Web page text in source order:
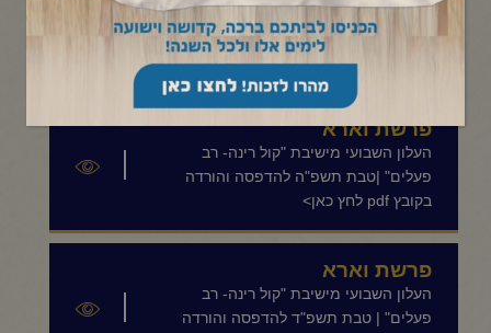
העלון השבועי מישיבת "קול רינה- רב
פעלים" |טבת תשפ"ו להדפסה והורדה
פרשת וארא
העלון השבועי מישיבת "קול רינה- רב
פעלים" |טבת תשפ"ה להדפסה והורדה
בקובץ pdf לחץ כאן>
פרשת וארא
העלון השבועי מישיבת "קול רינה- רב
פעלים" | טבת תשפ"ד להדפסה והורדה